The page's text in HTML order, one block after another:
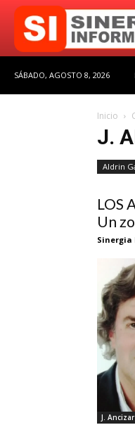
SÁBADO, AGOSTO 8, 2026
Inicio
J.
Aldrin
LOS
Un
J.